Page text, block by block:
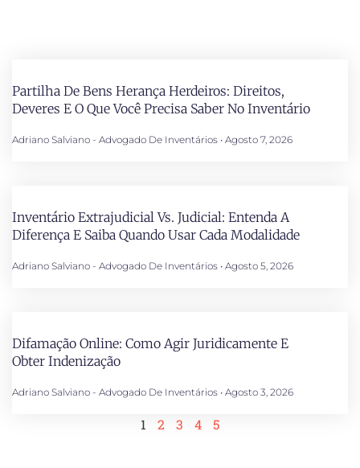
Partilha De Bens Herança Herdeiros: Direitos,
Deveres E O Que Você Precisa Saber No Inventário
Adriano Salviano - Advogado De Inventários Agosto 7, 2026
Inventário Extrajudicial Vs. Judicial: Entenda A
Diferença E Saiba Quando Usar Cada Modalidade
Adriano Salviano - Advogado De Inventários Agosto 5, 2026
Difamação Online: Como Agir Juridicamente E
Obter Indenização
Adriano Salviano - Advogado De Inventários Agosto 3, 2026
1 2 3 4 5